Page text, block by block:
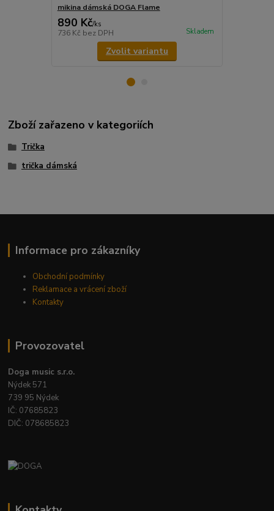
mikina dámská DOGA Flame
890 Kč/ks
736 Kč bez DPH Skladem
Zvolit variantu
Zboží zařazeno v kategoriích
Trička
trička dámská
Informace pro zákazníky
Obchodní podmínky
Reklamace a vrácení zboží
Kontakty
Provozovatel
Doga music s.r.o.
Nýdek 571
739 95 Nýdek
IČ: 07685823
DIČ: 078685823